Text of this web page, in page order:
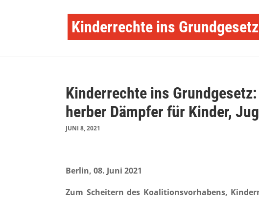
Kinderrechte ins
Kinderrechte ins
herber Dämpfer für Kinder,
JUNI 8, 2021
Berlin, 08. Juni 2021
Zum Scheitern des Koalitionsvorhabens,